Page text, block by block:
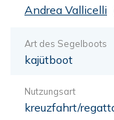
Andrea Vallicelli
Art des Segelboots
kajütboot
Nutzungsart
kreuzfahrt/